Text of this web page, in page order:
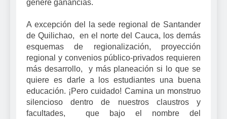
genere ganancias.
A excepción del la sede regional de Santander
de Quilichao, en el norte del Cauca, los demás
esquemas de regionalización, proyección
regional y convenios público-privados requieren
más desarrollo, y más planeación si lo que se
quiere es darle a los estudiantes una buena
educación. ¡Pero cuidado! Camina un monstruo
silencioso dentro de nuestros claustros y
facultades, que bajo el nombre del